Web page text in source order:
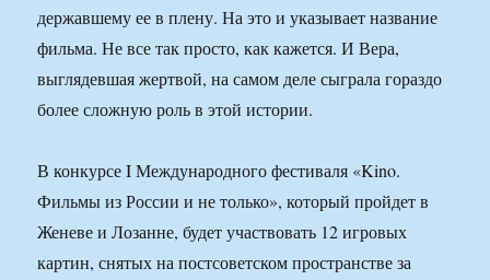
державшему ее в плену. На это и указывает название
фильма. Не все так просто, как кажется. И Вера,
выглядевшая жертвой, на самом деле сыграла гораздо
более сложную роль в этой истории.
В конкурсе I Международного фестиваля «Kino.
Фильмы из России и не только», который пройдет в
Женеве и Лозанне, будет участвовать 12 игровых
картин, снятых на постсоветском пространстве за